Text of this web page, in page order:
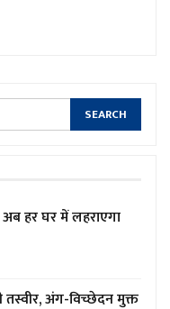
हर घर में लहराएगा
अंग-विच्छेदन मुक्त